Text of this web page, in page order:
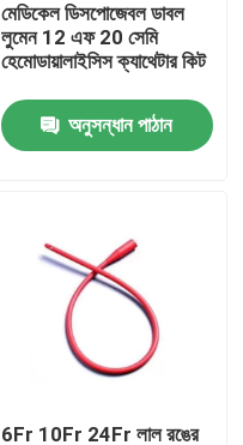
মেডিকেল ডিসপোজেবল ডাবল
লুমেন 12 এফ 20 সেমি
হেমোডায়ালাইসিস ক্যাথেটার কিট
অনুসন্ধান পাঠান
6Fr 10Fr 24Fr লাল রঙের